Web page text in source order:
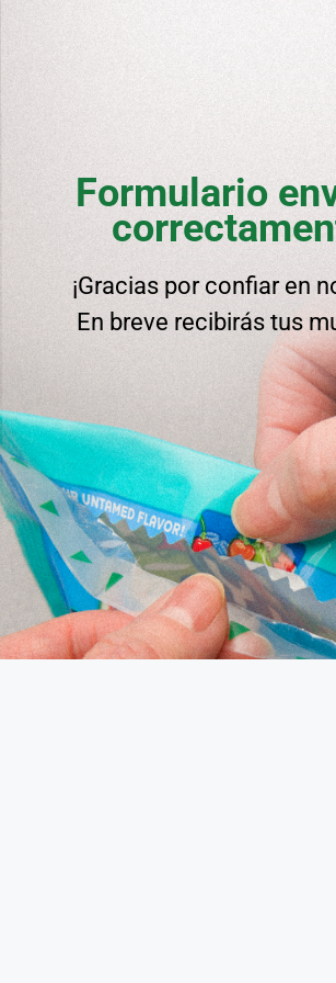
Formulario
¡Gracias por confiar en
En breve recibirás tus